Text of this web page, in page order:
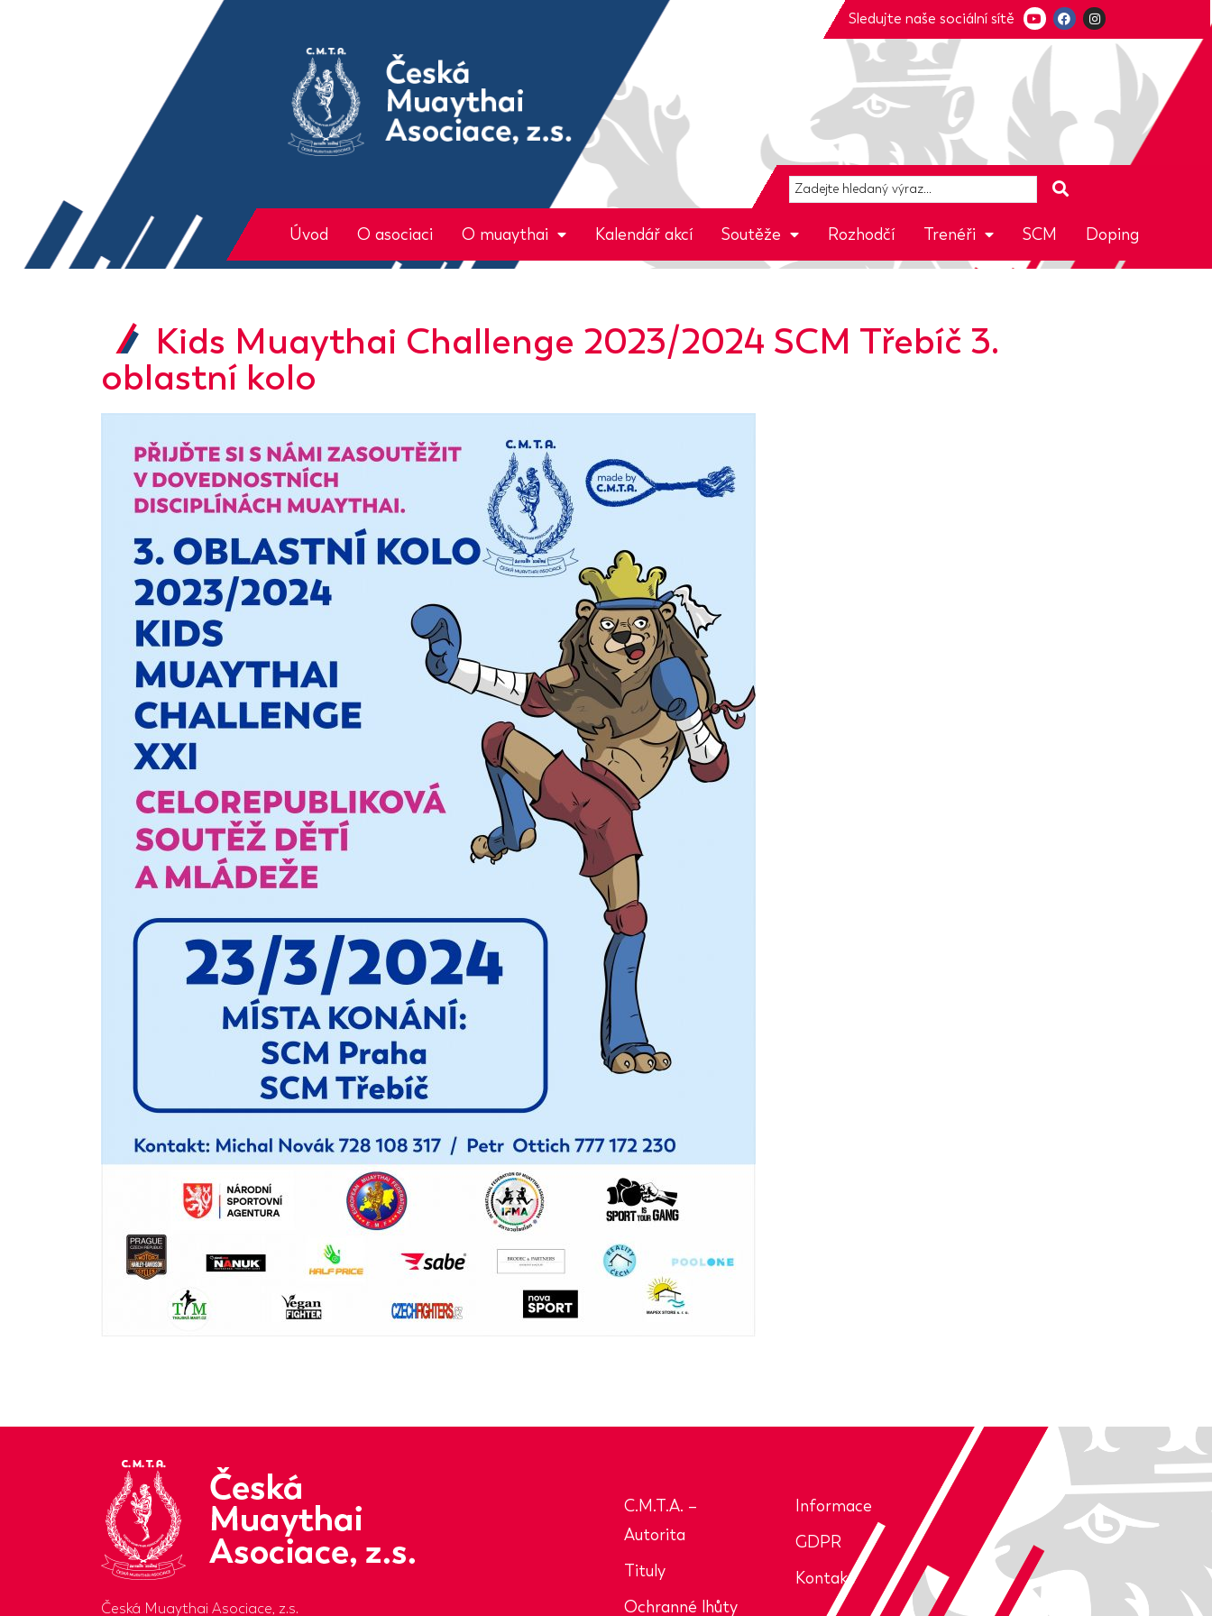
Sledujte naše sociální sítě
Úvod O asociaci O muaythai Kalendář akcí Soutěže Rozhodčí Trenéři SCM Doping
Kids Muaythai Challenge 2023/2024 SCM Třebíč 3.
oblastní kolo
Česká Muaythai Asociace, z.s.
C.M.T.A. –
Autorita
Tituly
Ochranné lhůty
Informace
GDPR
Kontakt